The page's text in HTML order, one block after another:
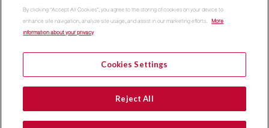
Copyright 2015Thammasat Business School | All Rights
Reserved
By clicking “Accept All Cookies”, you agree to the storing of cookies on your device to
enhance site navigation, analyze site usage, and assist in our marketing efforts. More
information about your privacy
Cookies Settings
Reject All